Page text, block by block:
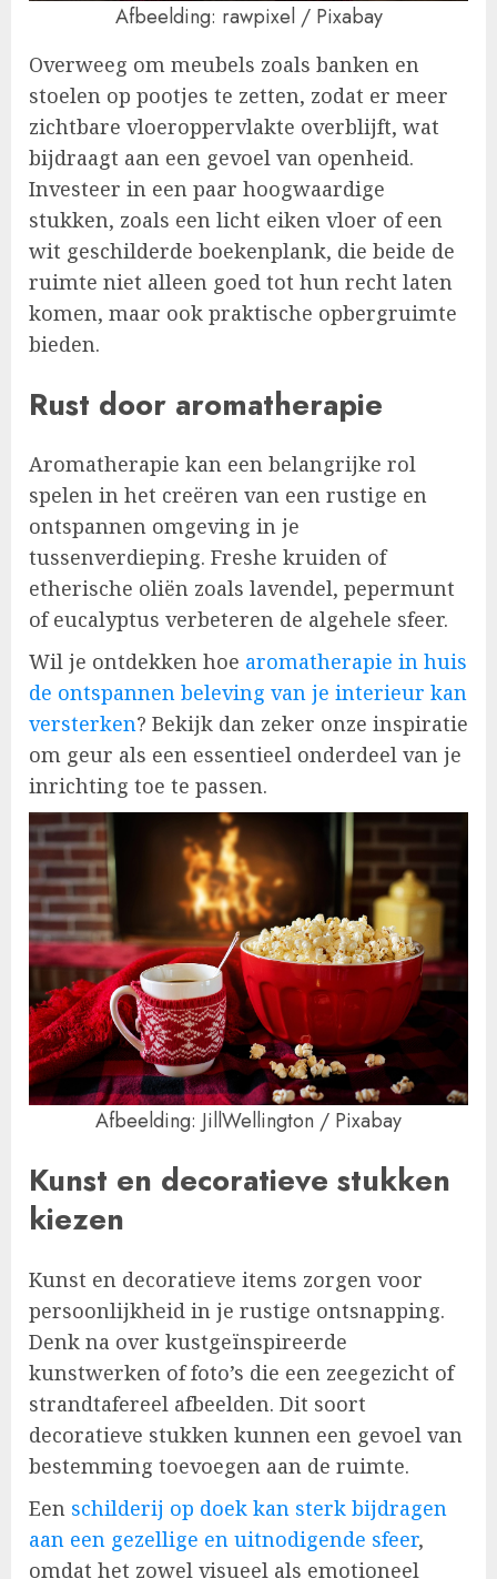
Afbeelding: rawpixel / Pixabay
Overweeg om meubels zoals banken en
stoelen op pootjes te zetten, zodat er meer
zichtbare vloeroppervlakte overblijft, wat
bijdraagt aan een gevoel van openheid.
Investeer in een paar hoogwaardige
stukken, zoals een licht eiken vloer of een
wit geschilderde boekenplank, die beide de
ruimte niet alleen goed tot hun recht laten
komen, maar ook praktische opbergruimte
bieden.
Rust door aromatherapie
Aromatherapie kan een belangrijke rol
spelen in het creëren van een rustige en
ontspannen omgeving in je
tussenverdieping. Freshe kruiden of
etherische oliën zoals lavendel, pepermunt
of eucalyptus verbeteren de algehele sfeer.
Wil je ontdekken hoe aromatherapie in huis
de ontspannen beleving van je interieur kan
versterken? Bekijk dan zeker onze inspiratie
om geur als een essentieel onderdeel van je
inrichting toe te passen.
Afbeelding: JillWellington / Pixabay
Kunst en decoratieve stukken
kiezen
Kunst en decoratieve items zorgen voor
persoonlijkheid in je rustige ontsnapping.
Denk na over kustgeïnspireerde
kunstwerken of foto’s die een zeegezicht of
strandtafereel afbeelden. Dit soort
decoratieve stukken kunnen een gevoel van
bestemming toevoegen aan de ruimte.
Een schilderij op doek kan sterk bijdragen
aan een gezellige en uitnodigende sfeer,
omdat het zowel visueel als emotioneel